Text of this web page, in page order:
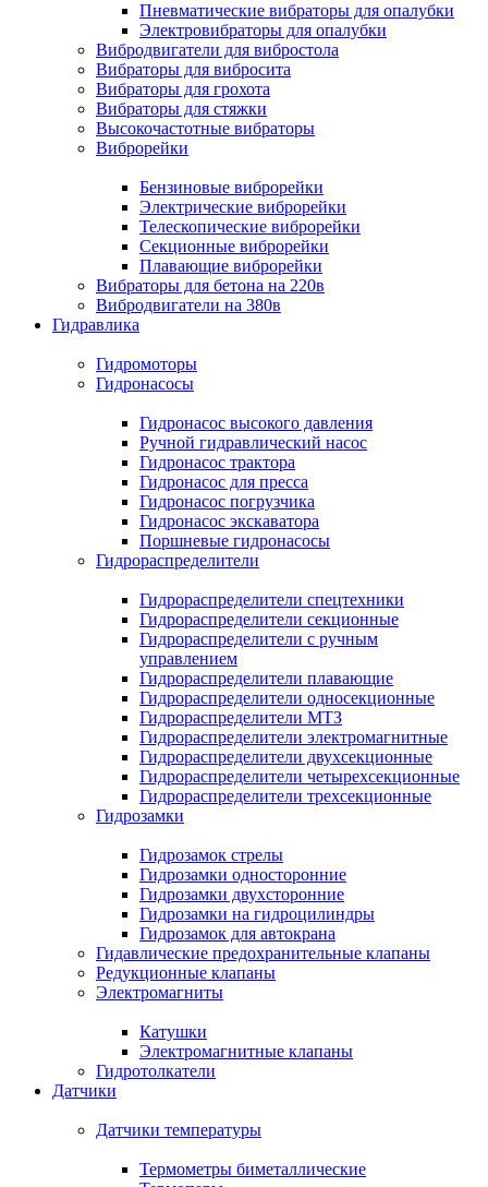
Пневматические вибраторы для опалубки
Электровибраторы для опалубки
Вибродвигатели для вибростола
Вибраторы для вибросита
Вибраторы для грохота
Вибраторы для стяжки
Высокочастотные вибраторы
Виброрейки
Бензиновые виброрейки
Электрические виброрейки
Телескопические виброрейки
Секционные виброрейки
Плавающие виброрейки
Вибраторы для бетона на 220в
Вибродвигатели на 380в
Гидравлика
Гидромоторы
Гидронасосы
Гидронасос высокого давления
Ручной гидравлический насос
Гидронасос трактора
Гидронасос для пресса
Гидронасос погрузчика
Гидронасос экскаватора
Поршневые гидронасосы
Гидрораспределители
Гидрораспределители спецтехники
Гидрораспределители секционные
Гидрораспределители с ручным
управлением
Гидрораспределители плавающие
Гидрораспределители односекционные
Гидрораспределители МТЗ
Гидрораспределители электромагнитные
Гидрораспределители двухсекционные
Гидрораспределители четырехсекционные
Гидрораспределители трехсекционные
Гидрозамки
Гидрозамок стрелы
Гидрозамки односторонние
Гидрозамки двухсторонние
Гидрозамки на гидроцилиндры
Гидрозамок для автокрана
Гидавлические предохранительные клапаны
Редукционные клапаны
Электромагниты
Катушки
Электромагнитные клапаны
Гидротолкатели
Датчики
Датчики температуры
Термометры биметаллические